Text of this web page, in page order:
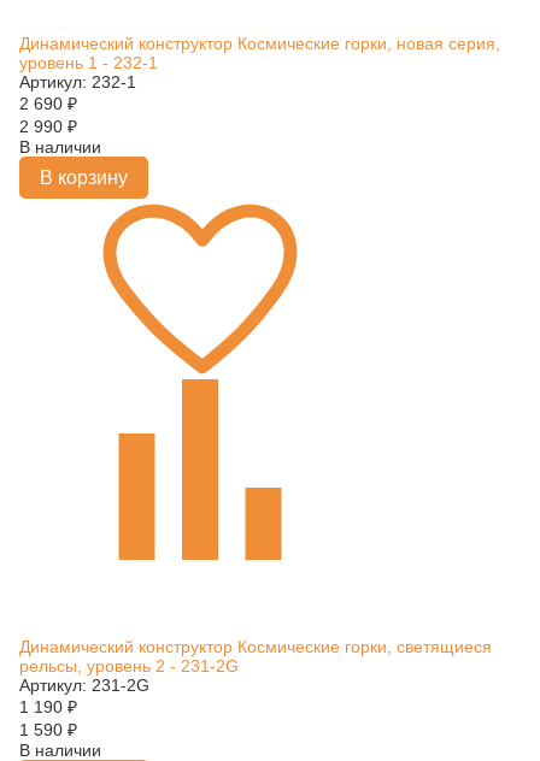
Динамический конструктор Космические горки, новая серия,
уровень 1 - 232-1
Артикул: 232-1
2 690 ₽
2 990 ₽
В наличии
В корзину
Динамический конструктор Космические горки, светящиеся
рельсы, уровень 2 - 231-2G
Артикул: 231-2G
1 190 ₽
1 590 ₽
В наличии